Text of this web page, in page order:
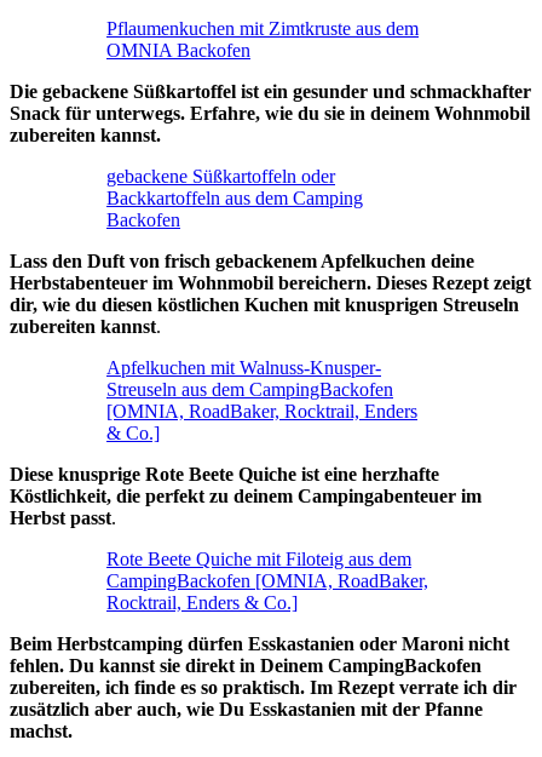
Pflaumenkuchen mit Zimtkruste aus dem
OMNIA Backofen
Die gebackene Süßkartoffel ist ein gesunder und schmackhafter
Snack für unterwegs. Erfahre, wie du sie in deinem Wohnmobil
zubereiten kannst.
gebackene Süßkartoffeln oder
Backkartoffeln aus dem Camping
Backofen
Lass den Duft von frisch gebackenem Apfelkuchen deine
Herbstabenteuer im Wohnmobil bereichern. Dieses Rezept zeigt
dir, wie du diesen köstlichen Kuchen mit knusprigen Streuseln
zubereiten kannst.
Apfelkuchen mit Walnuss-Knusper-
Streuseln aus dem CampingBackofen
[OMNIA, RoadBaker, Rocktrail, Enders
& Co.]
Diese knusprige Rote Beete Quiche ist eine herzhafte
Köstlichkeit, die perfekt zu deinem Campingabenteuer im
Herbst passt.
Rote Beete Quiche mit Filoteig aus dem
CampingBackofen [OMNIA, RoadBaker,
Rocktrail, Enders & Co.]
Beim Herbstcamping dürfen Esskastanien oder Maroni nicht
fehlen. Du kannst sie direkt in Deinem CampingBackofen
zubereiten, ich finde es so praktisch. Im Rezept verrate ich dir
zusätzlich aber auch, wie Du Esskastanien mit der Pfanne
machst.